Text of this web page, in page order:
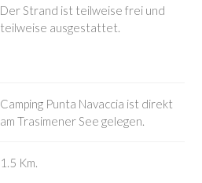
Der Strand ist teilweise frei und
teilweise ausgestattet.
Camping Punta Navaccia ist direkt
am Trasimener See gelegen.
1.5 Km.